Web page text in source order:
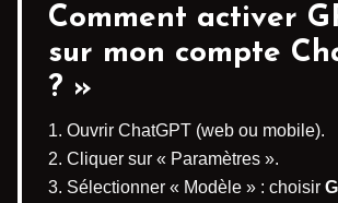
Comment activer
sur mon compte
? »
Ouvrir ChatGPT (web ou mobile).
Cliquer sur « Paramètres ».
Sélectionner « Modèle » : choisir